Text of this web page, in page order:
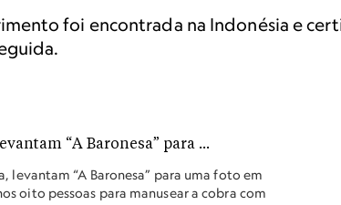
foi encontrada na Indonésia e
levantam “A Baronesa” para uma foto em
oito pessoas para manusear a cobra com